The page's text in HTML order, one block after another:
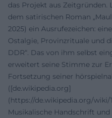
das Projekt aus
dem satirischen Roman
2025) ein Ausrufezeichen:
Ostalgie, Provinzrituale und
DDR“. Das von ihm selbst
erweitert seine Stimme zur
Fortsetzung seiner
([de.wikipedia.org]
(https://de.wikipedia.org/wiki/
Musikalische Handschrift und